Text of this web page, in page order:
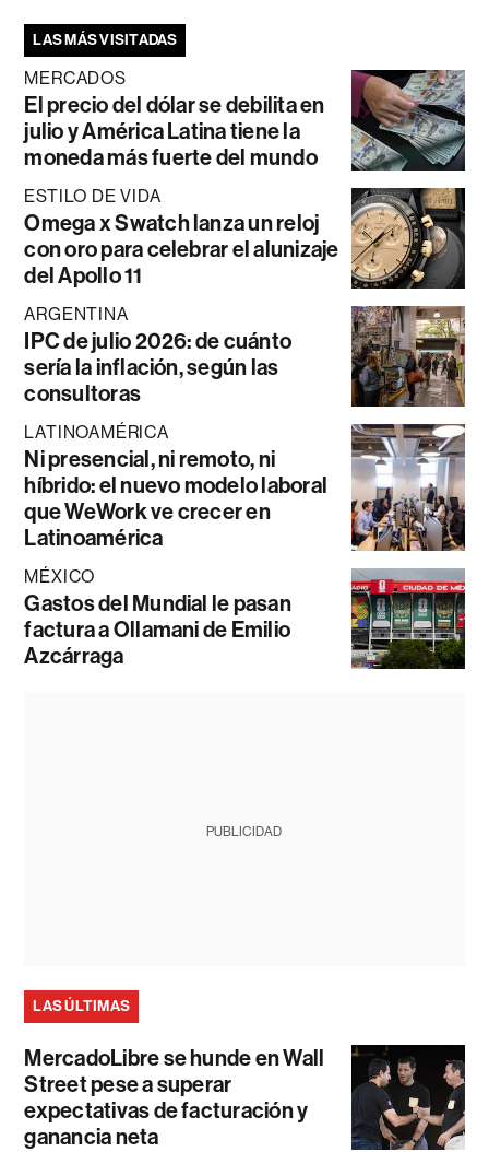
LAS MÁS VISITADAS
MERCADOS
El precio del dólar se debilita en
julio y América Latina tiene la
moneda más fuerte del mundo
ESTILO DE VIDA
Omega x Swatch lanza un reloj
con oro para celebrar el alunizaje
del Apollo 11
ARGENTINA
IPC de julio 2026: de cuánto
sería la inflación, según las
consultoras
LATINOAMÉRICA
Ni presencial, ni remoto, ni
híbrido: el nuevo modelo laboral
que WeWork ve crecer en
Latinoamérica
MÉXICO
Gastos del Mundial le pasan
factura a Ollamani de Emilio
Azcárraga
PUBLICIDAD
LAS ÚLTIMAS
MercadoLibre se hunde en Wall
Street pese a superar
expectativas de facturación y
ganancia neta